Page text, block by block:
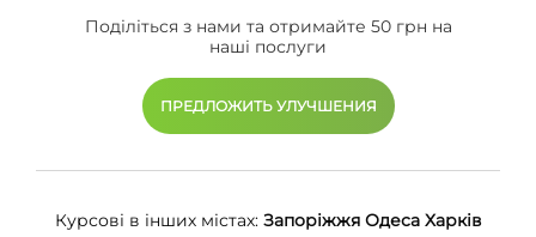
Поділіться з нами та отримайте 50 грн на
наші послуги
ПРЕДЛОЖИТЬ УЛУЧШЕНИЯ
Курсові в інших містах: Запоріжжя Одеса Харків